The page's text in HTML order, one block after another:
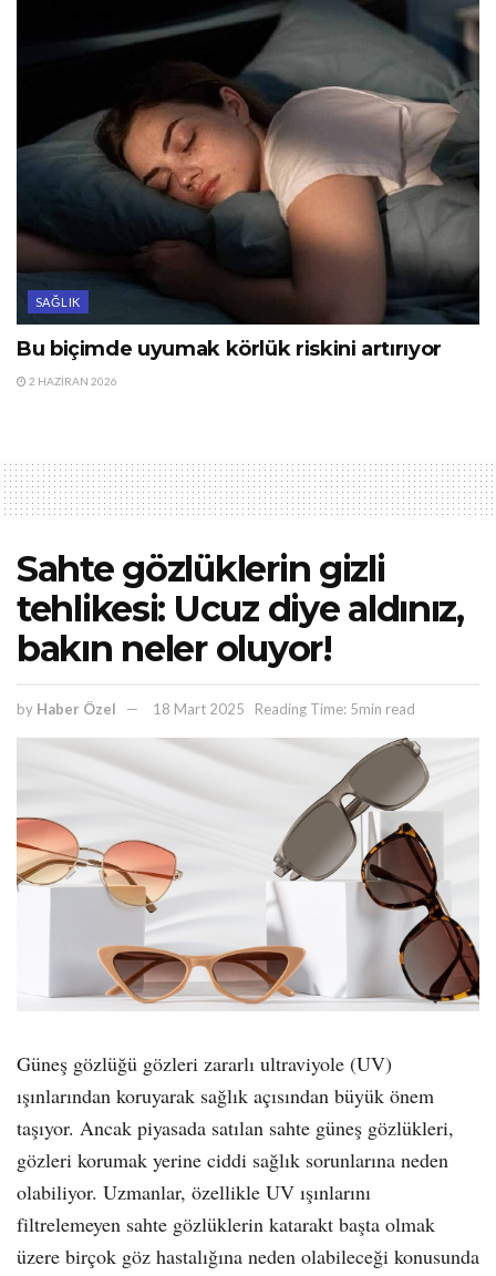
SAĞLIK
Bu biçimde uyumak körlük riskini artırıyor
2 HAZIRAN 2026
Sahte gözlüklerin gizli
tehlikesi: Ucuz diye aldınız,
bakın neler oluyor!
by Haber Özel 18 Mart 2025 Reading Time: 5min read
Güneş gözlüğü gözleri zararlı ultraviyole (UV)
ışınlarından koruyarak sağlık açısından büyük önem
taşıyor. Ancak piyasada satılan sahte güneş gözlükleri,
gözleri korumak yerine ciddi sağlık sorunlarına neden
olabiliyor. Uzmanlar, özellikle UV ışınlarını
filtrelemeyen sahte gözlüklerin katarakt başta olmak
üzere birçok göz hastalığına neden olabileceği konusunda